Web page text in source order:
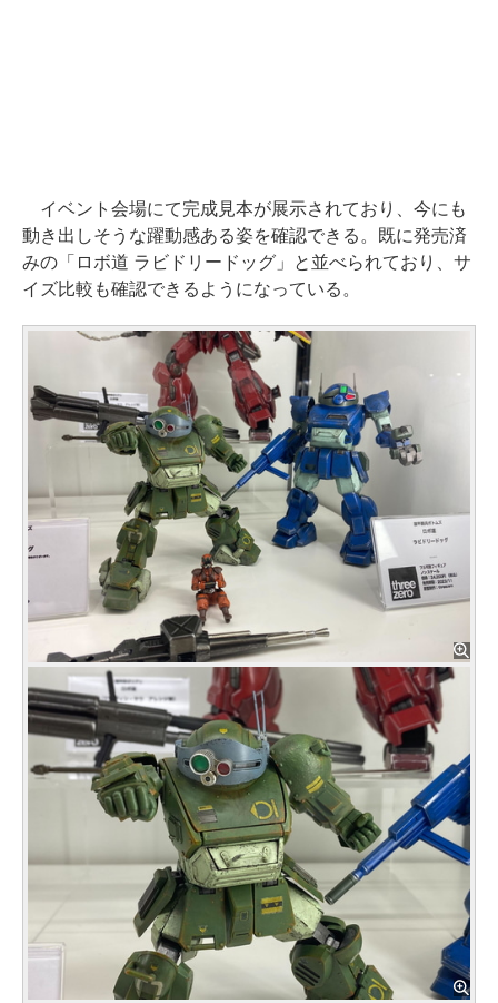
イベント会場にて完成見本が展示されており、今にも
動き出しそうな躍動感ある姿を確認できる。既に発売済
みの「ロボ道 ラビドリードッグ」と並べられており、サ
イズ比較も確認できるようになっている。